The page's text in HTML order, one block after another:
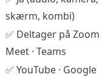
skærm, kombi)
✅ Deltager på Zoom
Meet · Teams
✅ YouTube · Google